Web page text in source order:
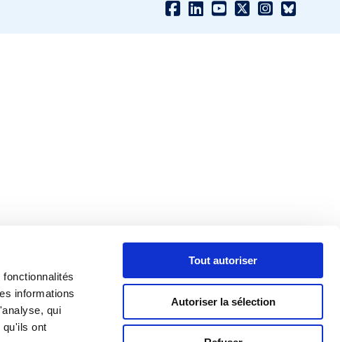
informations
qui
qu'ils ont
Tout autoriser
Autoriser la sélection